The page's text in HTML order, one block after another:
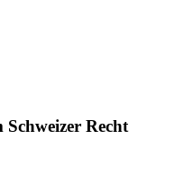
Schweizer Recht